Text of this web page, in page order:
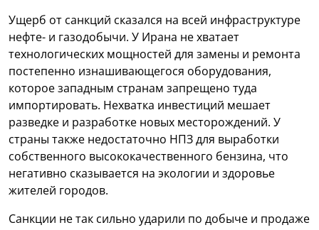
Ущерб от санкций сказался на всей инфраструктуре
нефте- и газодобычи. У Ирана не хватает
технологических мощностей для замены и ремонта
постепенно изнашивающегося оборудования,
которое западным странам запрещено туда
импортировать. Нехватка инвестиций мешает
разведке и разработке новых месторождений. У
страны также недостаточно НПЗ для выработки
собственного высококачественного бензина, что
негативно сказывается на экологии и здоровье
жителей городов.
Санкции не так сильно ударили по добыче и продаже